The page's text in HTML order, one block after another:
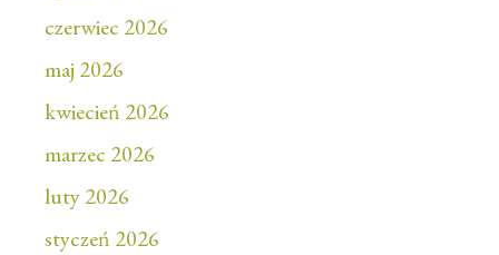
czerwiec 2026
maj 2026
kwiecień 2026
marzec 2026
luty 2026
styczeń 2026